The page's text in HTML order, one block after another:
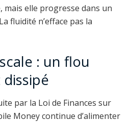
mais elle progresse dans un
fluidité n’efface pas la
: un flou
par la Loi de Finances sur
Money continue d’alimenter